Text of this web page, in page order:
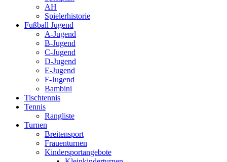
AH
Spielerhistorie
Fußball Jugend
A-Jugend
B-Jugend
C-Jugend
D-Jugend
E-Jugend
F-Jugend
Bambini
Tischtennis
Tennis
Rangliste
Turnen
Breitensport
Frauenturnen
Kindersportangebote